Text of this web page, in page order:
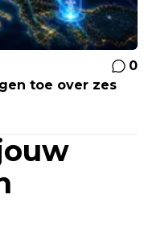
0
toe over zes